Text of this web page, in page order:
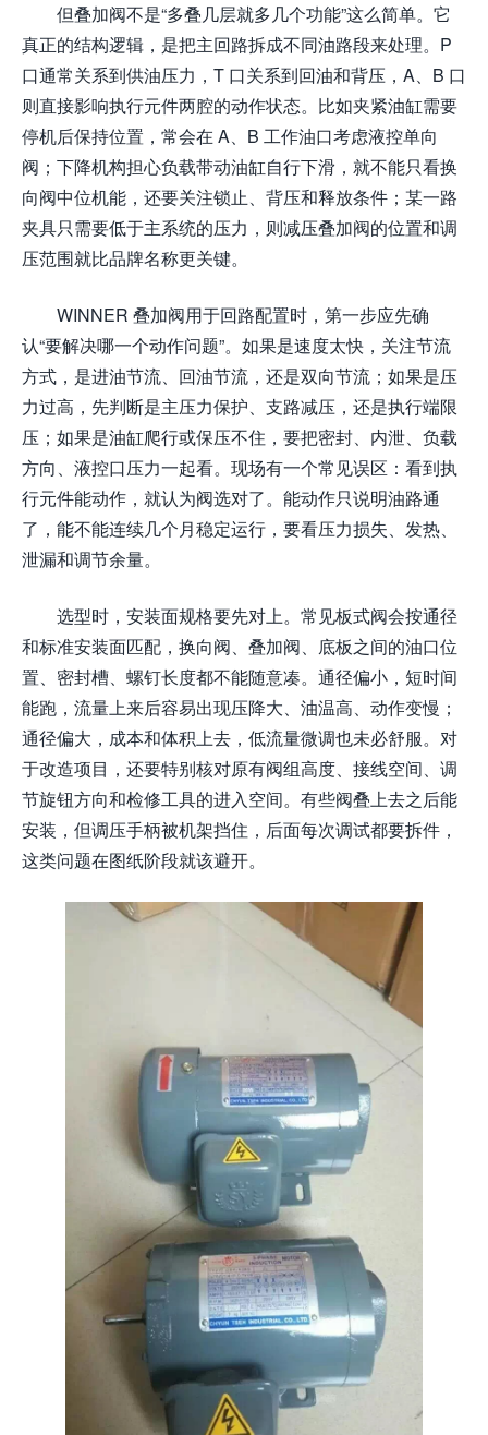
但叠加阀不是“多叠几层就多几个功能”这么简单。它
真正的结构逻辑，是把主回路拆成不同油路段来处理。P
口通常关系到供油压力，T 口关系到回油和背压，A、B 口
则直接影响执行元件两腔的动作状态。比如夹紧油缸需要
停机后保持位置，常会在 A、B 工作油口考虑液控单向
阀；下降机构担心负载带动油缸自行下滑，就不能只看换
向阀中位机能，还要关注锁止、背压和释放条件；某一路
夹具只需要低于主系统的压力，则减压叠加阀的位置和调
压范围就比品牌名称更关键。
WINNER 叠加阀用于回路配置时，第一步应先确
认“要解决哪一个动作问题”。如果是速度太快，关注节流
方式，是进油节流、回油节流，还是双向节流；如果是压
力过高，先判断是主压力保护、支路减压，还是执行端限
压；如果是油缸爬行或保压不住，要把密封、内泄、负载
方向、液控口压力一起看。现场有一个常见误区：看到执
行元件能动作，就认为阀选对了。能动作只说明油路通
了，能不能连续几个月稳定运行，要看压力损失、发热、
泄漏和调节余量。
选型时，安装面规格要先对上。常见板式阀会按通径
和标准安装面匹配，换向阀、叠加阀、底板之间的油口位
置、密封槽、螺钉长度都不能随意凑。通径偏小，短时间
能跑，流量上来后容易出现压降大、油温高、动作变慢；
通径偏大，成本和体积上去，低流量微调也未必舒服。对
于改造项目，还要特别核对原有阀组高度、接线空间、调
节旋钮方向和检修工具的进入空间。有些阀叠上去之后能
安装，但调压手柄被机架挡住，后面每次调试都要拆件，
这类问题在图纸阶段就该避开。